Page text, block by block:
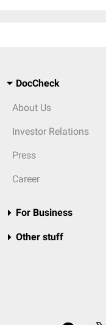
DocCheck
About Us
Investor Relations
Press
Career
For Business
Other stuff